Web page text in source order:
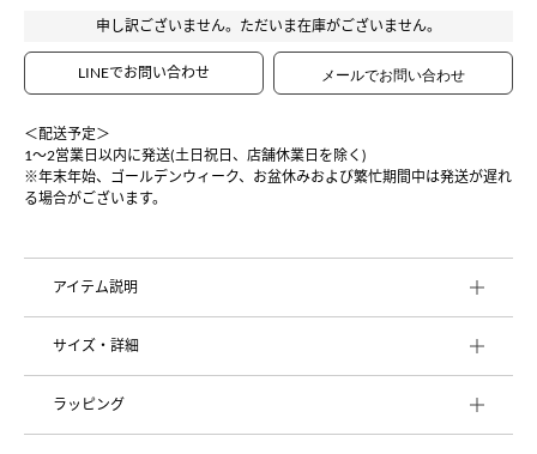
申し訳ございません。ただいま在庫がございません。
LINEでお問い合わせ
＜配送予定＞
1〜2営業日以内に発送(土日祝日、店舗休業日を除く)
※年末年始、ゴールデンウィーク、お盆休みおよび繁忙期間中は発送が遅れ
る場合がございます。
アイテム説明
サイズ・詳細
ラッピング